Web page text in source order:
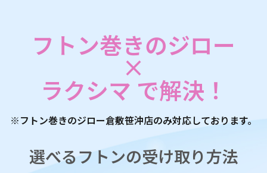
フトン巻きのジロー
×
ラクシマ で解決！
※フトン巻きのジロー倉敷笹沖店のみ対応しております。
選べるフトンの受け取り方法